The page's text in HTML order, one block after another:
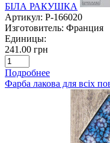
БІЛА РАКУШКА
Артикул: P-166020
Изготовитель: Франция
Единицы:
241.00 грн
Подробнее
Фарба лакова для всіх